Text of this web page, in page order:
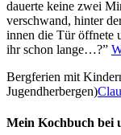
dauerte keine zwei
verschwand, hinter
innen die Tür öffnete
ihr schon lange…?”
Bergferien mit
Jugendherbergen)
Mein Kochbuch bei